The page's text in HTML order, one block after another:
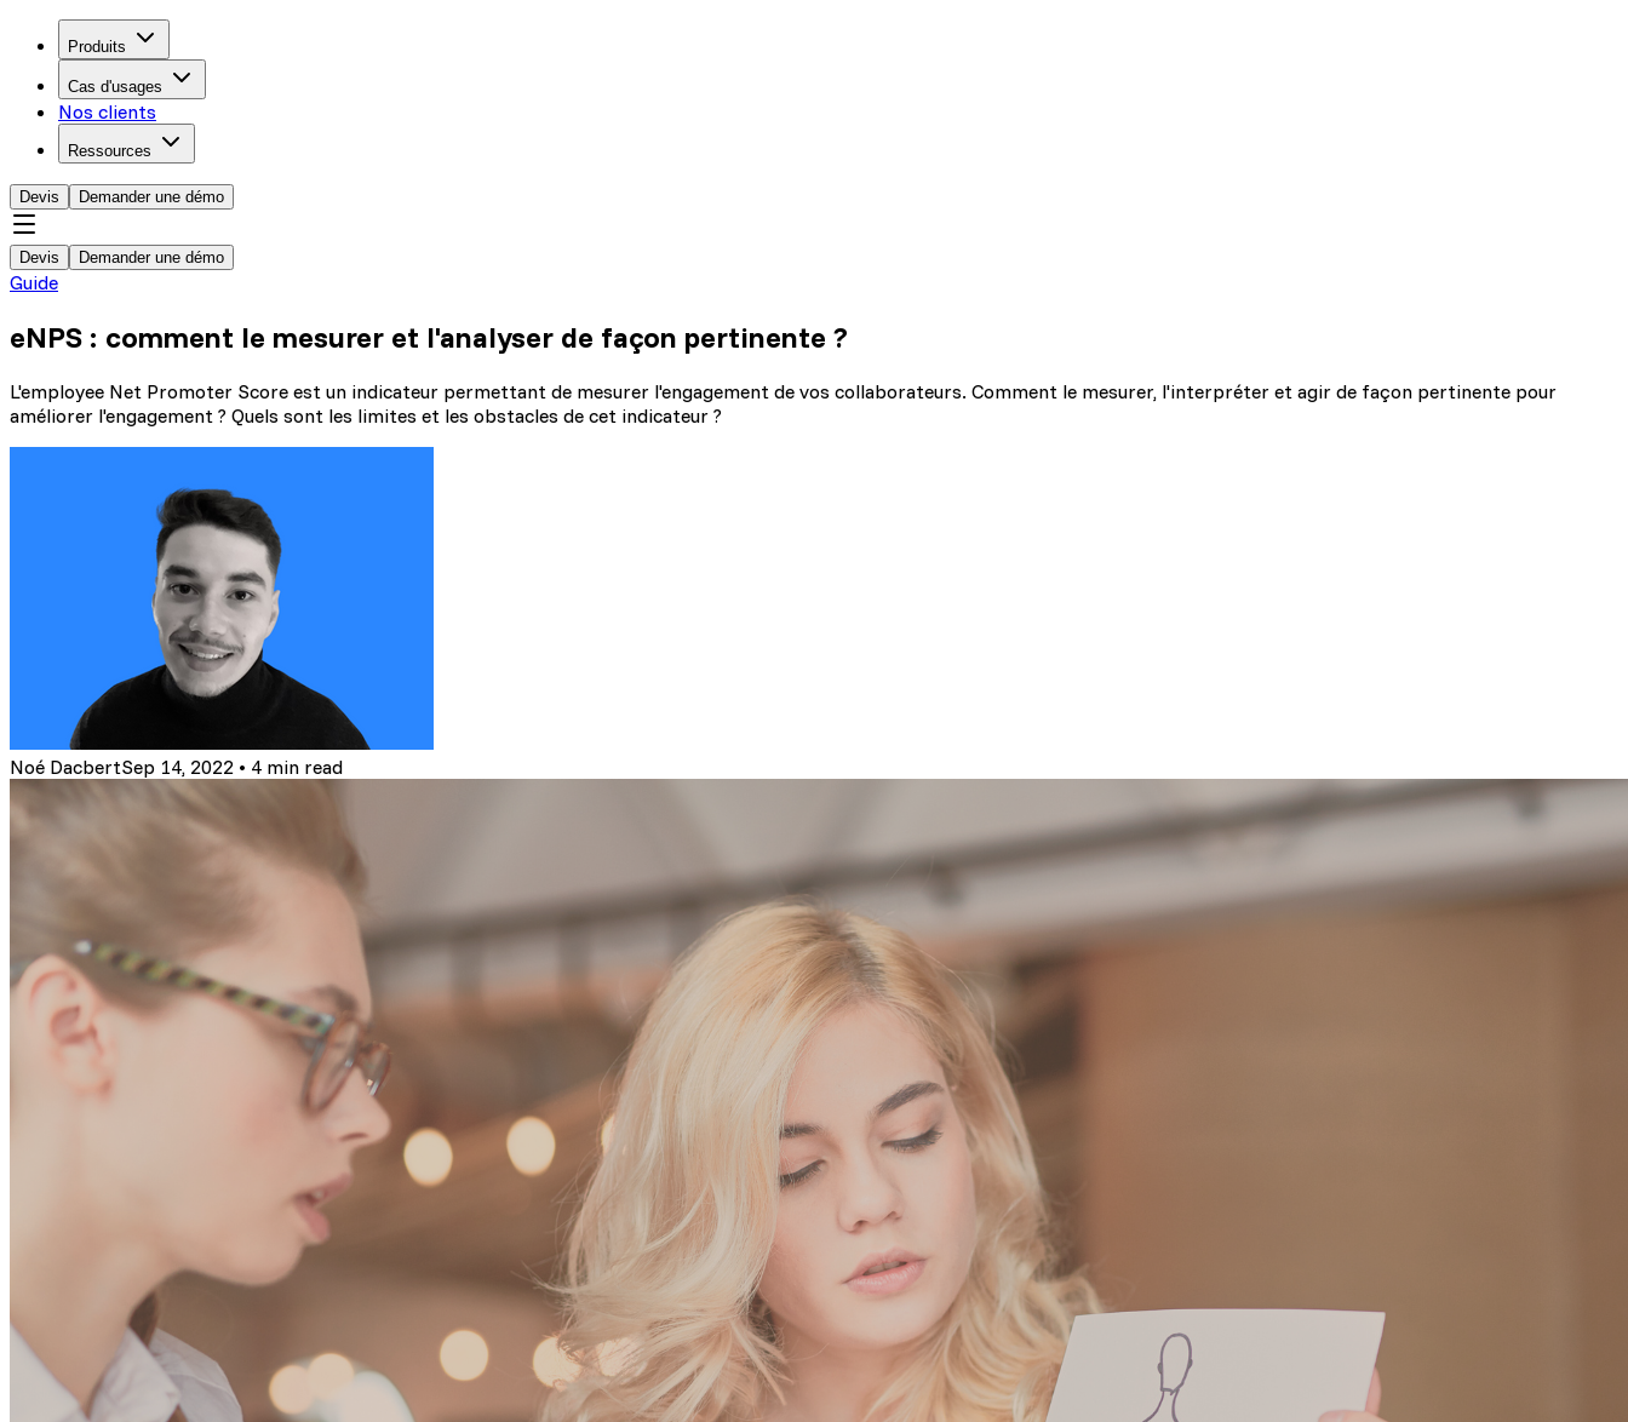
Produits
Cas d'usages
Nos clients
Ressources
Devis Demander une démo
Devis Demander une démo
Guide
eNPS : comment le mesurer et l'analyser de façon pertinente ?
L'employee Net Promoter Score est un indicateur permettant de mesurer l'engagement de vos collaborateurs. Comment le mesurer, l'interpréter et agir de façon pertinente pour
améliorer l'engagement ? Quels sont les limites et les obstacles de cet indicateur ?
Noé DacbertSep 14, 2022 • 4 min read